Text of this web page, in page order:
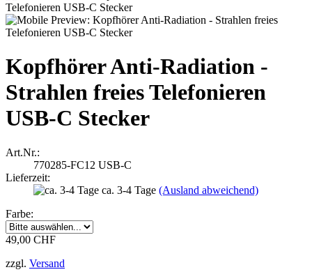
Kopfhörer Anti-Radiation -
Strahlen freies Telefonieren
USB-C Stecker
Art.Nr.:
770285-FC12 USB-C
Lieferzeit:
ca. 3-4 Tage (Ausland abweichend)
Farbe:
49,00 CHF
zzgl. Versand